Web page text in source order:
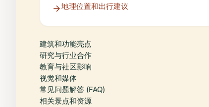
地理位置和出行建议
建筑和功能亮点
研究与行业合作
教育与社区影响
视觉和媒体
常见问题解答 (FAQ)
相关景点和资源